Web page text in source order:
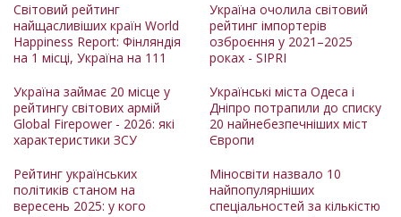
Світовий рейтинг
найщасливіших країн World
Happiness Report: Фінляндія
на 1 місці, Україна на 111
Україна очолила світовий
рейтинг імпортерів
озброєння у 2021–2025
роках - SIPRI
Україна займає 20 місце у
рейтингу світових армій
Global Firepower - 2026: які
характеристики ЗСУ
Українські міста Одеса і
Дніпро потрапили до списку
20 найнебезпечніших міст
Європи
Рейтинг українських
політиків станом на
вересень 2025: у кого
Міносвіти назвало 10
найпопулярніших
спеціальностей за кількістю